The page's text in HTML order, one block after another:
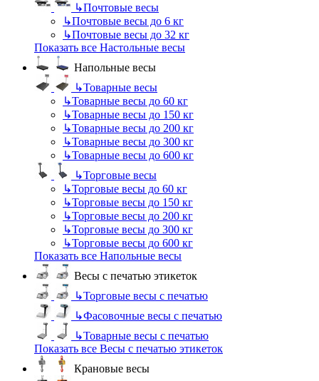
↳Почтовые весы
↳Почтовые весы до 6 кг
↳Почтовые весы до 32 кг
Показать все Настольные весы
Напольные весы
↳Товарные весы
↳Товарные весы до 60 кг
↳Товарные весы до 150 кг
↳Товарные весы до 200 кг
↳Товарные весы до 300 кг
↳Товарные весы до 600 кг
↳Торговые весы
↳Торговые весы до 60 кг
↳Торговые весы до 150 кг
↳Торговые весы до 200 кг
↳Торговые весы до 300 кг
↳Торговые весы до 600 кг
Показать все Напольные весы
Весы с печатью этикеток
↳Торговые весы с печатью
↳Фасовочные весы с печатью
↳Товарные весы с печатью
Показать все Весы с печатью этикеток
Крановые весы